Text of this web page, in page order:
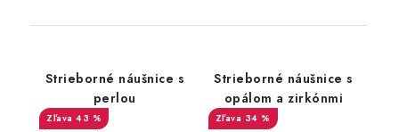
Strieborné náušnice s
perlou
43 %
Strieborné náušnice s
opálom a zirkónmi
34 %